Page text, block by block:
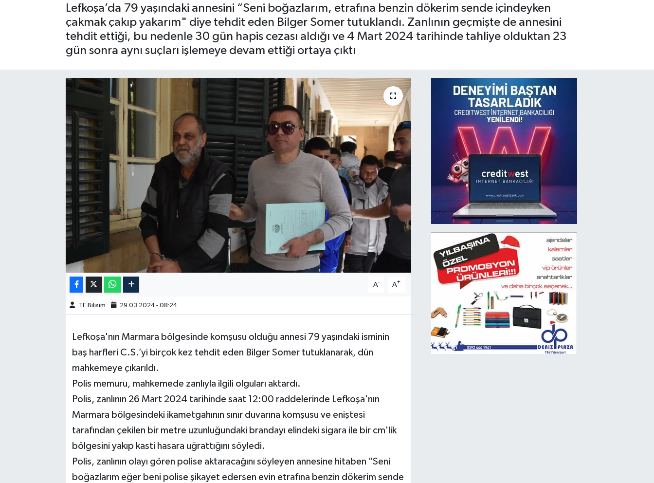
Lefkoşa’da 79 yaşındaki annesini “Seni boğazlarım, etrafına benzin dökerim sende içindeyken
çakmak çakıp yakarım" diye tehdit eden Bilger Somer tutuklandı. Zanlının geçmişte de annesini
tehdit ettiği, bu nedenle 30 gün hapis cezası aldığı ve 4 Mart 2024 tarihinde tahliye olduktan 23
gün sonra aynı suçları işlemeye devam ettiği ortaya çıktı
A- A+
TE Bilisim 29.03.2024 - 08:24
Lefkoşa'nın Marmara bölgesinde komşusu olduğu annesi 79 yaşındaki isminin
baş harfleri C.S.’yi birçok kez tehdit eden Bilger Somer tutuklanarak, dün
mahkemeye çıkarıldı.
Polis memuru, mahkemede zanlıyla ilgili olguları aktardı.
Polis, zanlının 26 Mart 2024 tarihinde saat 12:00 raddelerinde Lefkoşa'nın
Marmara bölgesindeki ikametgahının sınır duvarına komşusu ve eniştesi
tarafından çekilen bir metre uzunluğundaki brandayı elindeki sigara ile bir cm'lik
bölgesini yakıp kasti hasara uğrattığını söyledi.
Polis, zanlının olayı gören polise aktaracağını söyleyen annesine hitaben "Seni
boğazlarım eğer beni polise şikayet edersen evin etrafına benzin dökerim sende